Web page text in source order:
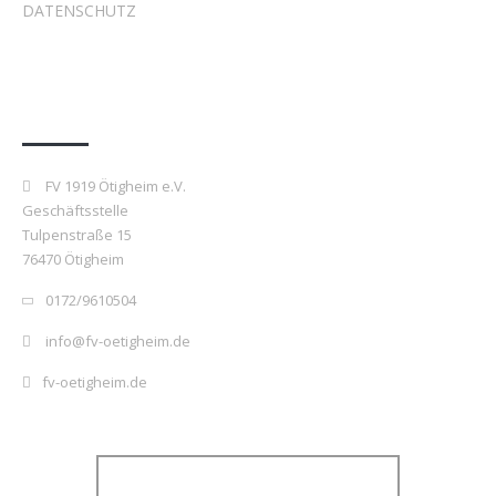
DATENSCHUTZ
FV 1919 Ötigheim e.V.
Geschäftsstelle
Tulpenstraße 15
76470 Ötigheim
0172/9610504
info@fv-oetigheim.de
fv-oetigheim.de